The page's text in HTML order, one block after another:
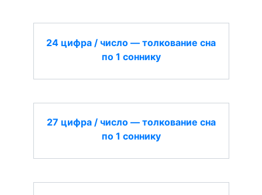
24 цифра / число — толкование сна
по 1 соннику
27 цифра / число — толкование сна
по 1 соннику